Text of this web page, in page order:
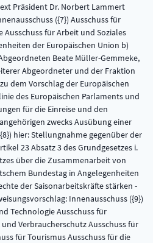
Präsident Dr. Norbert Lammert
({7}) Ausschuss für
für Arbeit und Soziales
der Europäischen Union b)
Beate Müller-Gemmeke,
Abgeordneter und der Fraktion
zu dem Vorschlag der Europäischen
des Europäischen Parlaments und
für die Einreise und den
zwecks Ausübung einer
hier: Stellungnahme gegenüber der
23 Absatz 3 des Grundgesetzes i.
über die Zusammenarbeit von
Bundestag in Angelegenheiten
der Saisonarbeitskräfte stärken -
Innenausschuss ({9})
Technologie Ausschuss für
Verbraucherschutz Ausschuss für
für Tourismus Ausschuss für die